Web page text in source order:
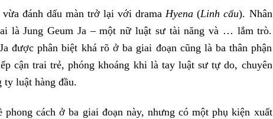
đánh dấu màn trở lại với drama Hyena (Linh cẩu). Nhân
là Jung Geum Ja – một nữ luật sư tài năng và … lắm trò.
được phân biệt khá rõ ở ba giai đoạn cũng là ba thân phận
cận trai trẻ, phóng khoáng khi là tay luật sư tự do, chuyên
ty luật hàng đầu.
cách ở ba giai đoạn này, nhưng có một phụ kiện xuất